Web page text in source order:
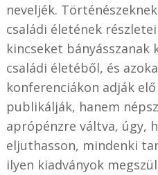
neveljék.
családi életének
kincseket
családi életéből, és
konferenciákon adják
publikálják, hanem
aprópénzre váltva, úgy,
eljuthasson, mindenki
ilyen kiadványok